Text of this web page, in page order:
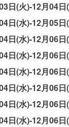
日(火)-12月04日
日(水)-12月05日
日(水)-12月06日
日(水)-12月06日
日(水)-12月06日
日(水)-12月06日
日(水)-12月06日
日(水)-12月06日